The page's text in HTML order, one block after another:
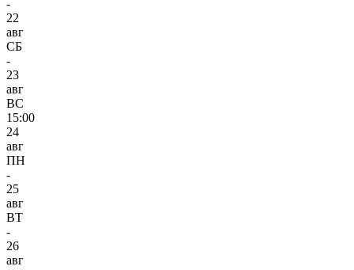
-
22
авг
СБ
-
23
авг
ВС
15:00
24
авг
ПН
-
25
авг
ВТ
-
26
авг